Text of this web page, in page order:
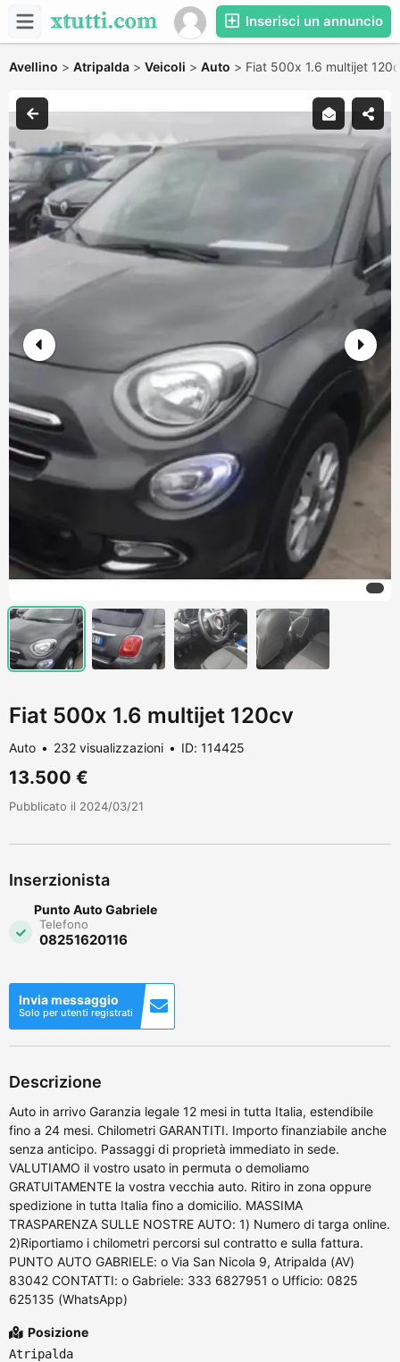
Inserisci un annuncio
Avellino > Atripalda > Veicoli > Auto > Fiat 500x 1.6 multijet
Fiat 500x 1.6 multijet 120cv
Auto 232 visualizzazioni ID: 114425
13.500 €
Pubblicato il 2024/03/21
Inserzionista
Punto Auto Gabriele
Telefono
08251620116
Invia messaggio
Solo per utenti registrati
Descrizione
Auto in arrivo Garanzia legale 12 mesi in tutta Italia, estendibile
fino a 24 mesi. Chilometri GARANTITI. Importo finanziabile anche
senza anticipo. Passaggi di proprietà immediato in sede.
VALUTIAMO il vostro usato in permuta o demoliamo
GRATUITAMENTE la vostra vecchia auto. Ritiro in zona oppure
spedizione in tutta Italia fino a domicilio. MASSIMA
TRASPARENZA SULLE NOSTRE AUTO: 1) Numero di targa online.
2)Riportiamo i chilometri percorsi sul contratto e sulla fattura.
PUNTO AUTO GABRIELE: o Via San Nicola 9, Atripalda (AV)
83042 CONTATTI: o Gabriele: 333 6827951 o Ufficio: 0825
625135 (WhatsApp)
Posizione
Atripalda